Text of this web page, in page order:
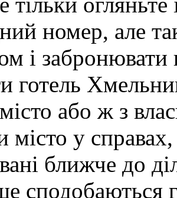
номер, але
і забронювати
готель
місто або ж з
місто у
ближче до
сподобаються